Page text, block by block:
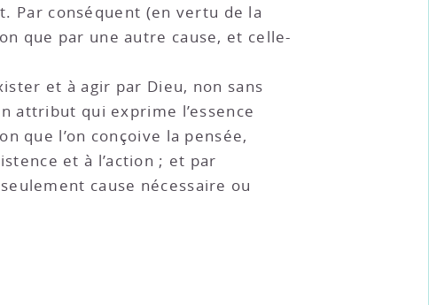
Par conséquent (en vertu de la
que par une autre cause, et celle-
et à agir par Dieu, non sans
attribut qui exprime l’essence
que l’on conçoive la pensée,
et à l’action ; et par
cause nécessaire ou